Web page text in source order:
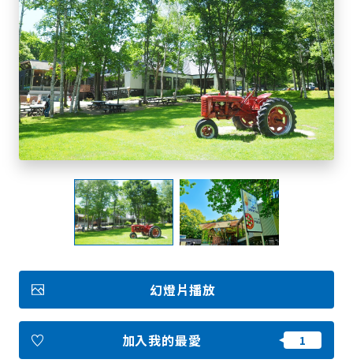
北海道簡介
依旅遊主題搜尋
下雨也能盡興
七個國立公園
邂逅絕景
基礎知識
我的最愛
Face
book
Insta
gram
YouT
ube
Insta
gram
Face
book
照片集
影片
觀光手冊
使用條款
隱私權政策摘要
Cookie 政策
關於我們
幻燈片播放
加入我的最愛